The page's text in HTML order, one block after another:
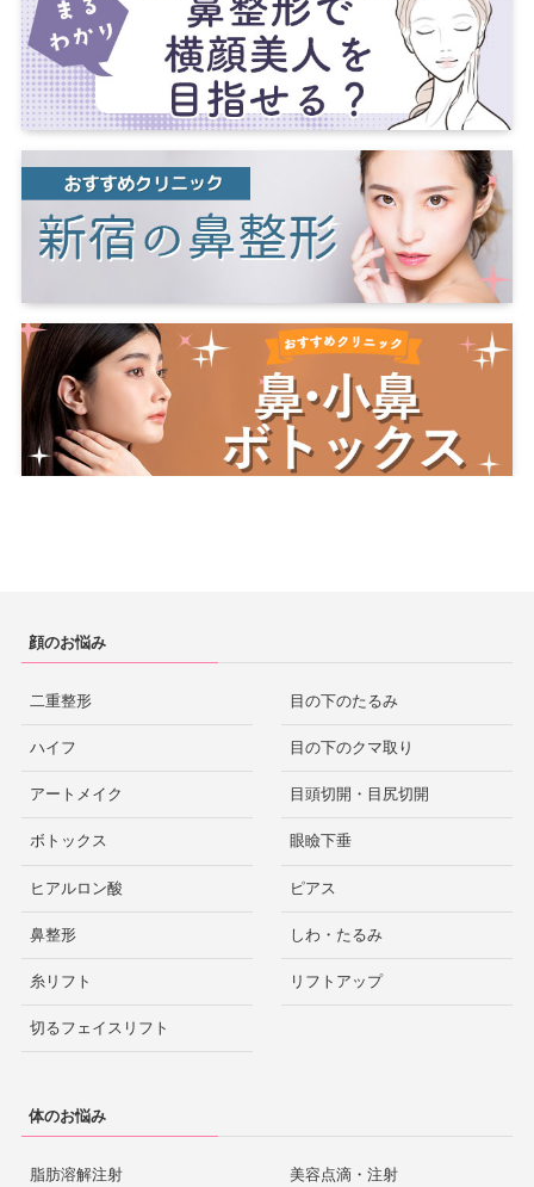
顔のお悩み
二重整形
ハイフ
アートメイク
ボトックス
ヒアルロン酸
鼻整形
糸リフト
切るフェイスリフト
目の下のたるみ
目の下のクマ取り
目頭切開・目尻切開
眼瞼下垂
ピアス
しわ・たるみ
リフトアップ
体のお悩み
脂肪溶解注射 美容点滴・注射